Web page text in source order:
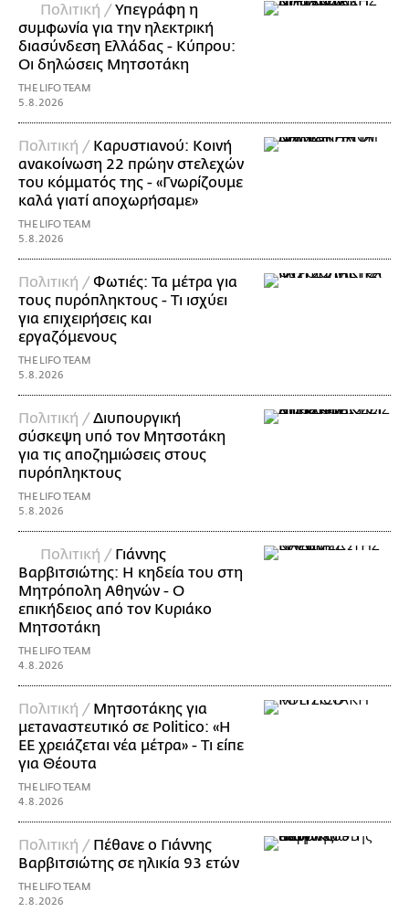
Πολιτική /Υπεγράφη η
συμφωνία για την ηλεκτρική
διασύνδεση Ελλάδας - Κύπρου:
Οι δηλώσεις Μητσοτάκη
THE LIFO TEAM
5.8.2026
Πολιτική / Καρυστιανού: Κοινή
ανακοίνωση 22 πρώην στελεχών
του κόμματός της - «Γνωρίζουμε
καλά γιατί αποχωρήσαμε»
THE LIFO TEAM
5.8.2026
Πολιτική /Φωτιές: Τα μέτρα για
τους πυρόπληκτους - Τι ισχύει
για επιχειρήσεις και
εργαζόμενους
THE LIFO TEAM
5.8.2026
Πολιτική /Διυπουργική
σύσκεψη υπό τον Μητσοτάκη
για τις αποζημιώσεις στους
πυρόπληκτους
THE LIFO TEAM
5.8.2026
Πολιτική / Γιάννης
Βαρβιτσιώτης: Η κηδεία του στη
Μητρόπολη Αθηνών - Ο
επικήδειος από τον Κυριάκο
Μητσοτάκη
THE LIFO TEAM
4.8.2026
Πολιτική / Μητσοτάκης για
μεταναστευτικό σε Politico: «Η
ΕΕ χρειάζεται νέα μέτρα» - Τι είπε
για Θέουτα
THE LIFO TEAM
4.8.2026
Πολιτική / Πέθανε ο Γιάννης
Βαρβιτσιώτης σε ηλικία 93 ετών
THE LIFO TEAM
2.8.2026